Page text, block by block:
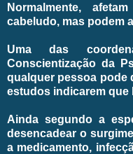
Normalmente,
cabeludo, mas podem
Uma das
Conscientização da
qualquer pessoa pode
estudos indicarem que
Ainda segundo a
desencadear o
a medicamento,